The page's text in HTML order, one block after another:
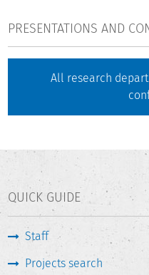
PRESENTATIONS AND
All research
QUICK GUIDE
Staff
Projects search